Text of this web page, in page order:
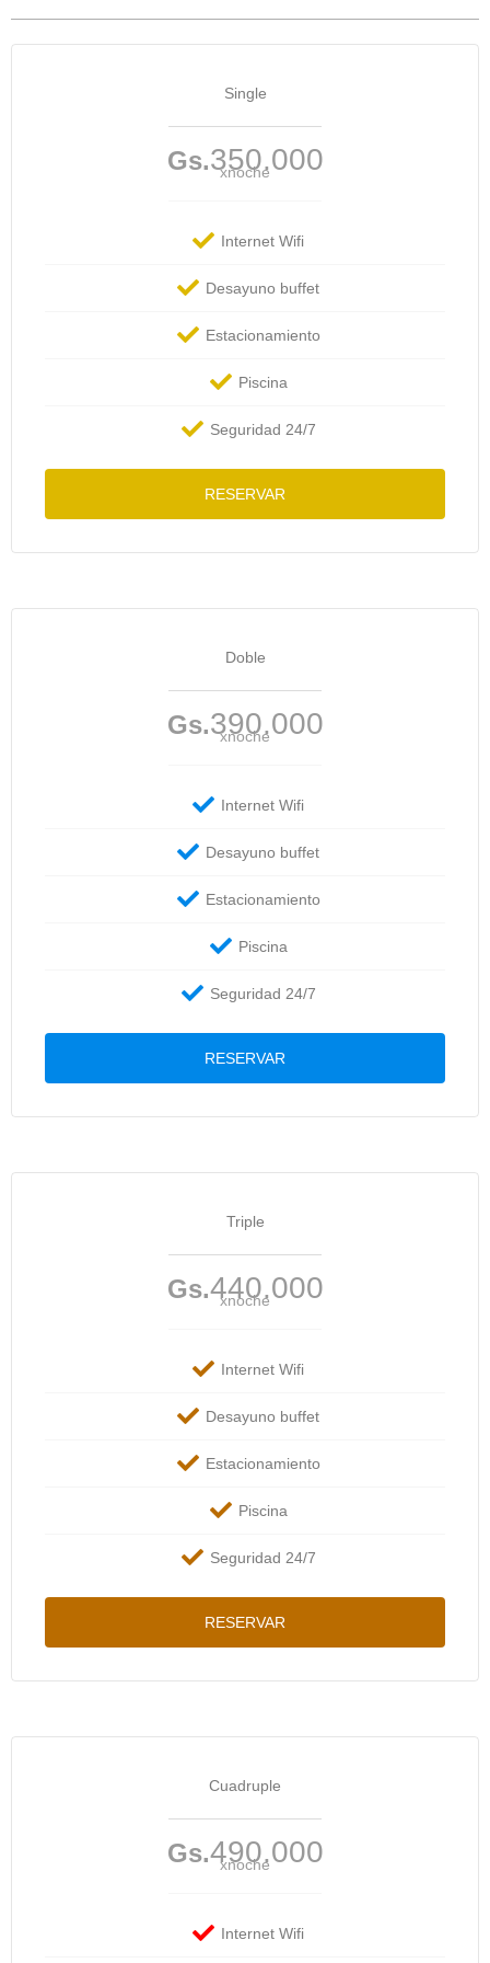
Single
Gs.350.000
xnoche
Internet Wifi
Desayuno buffet
Estacionamiento
Piscina
Seguridad 24/7
RESERVAR
Doble
Gs.390.000
xnoche
Internet Wifi
Desayuno buffet
Estacionamiento
Piscina
Seguridad 24/7
RESERVAR
Triple
Gs.440.000
xnoche
Internet Wifi
Desayuno buffet
Estacionamiento
Piscina
Seguridad 24/7
RESERVAR
Cuadruple
Gs.490.000
xnoche
Internet Wifi